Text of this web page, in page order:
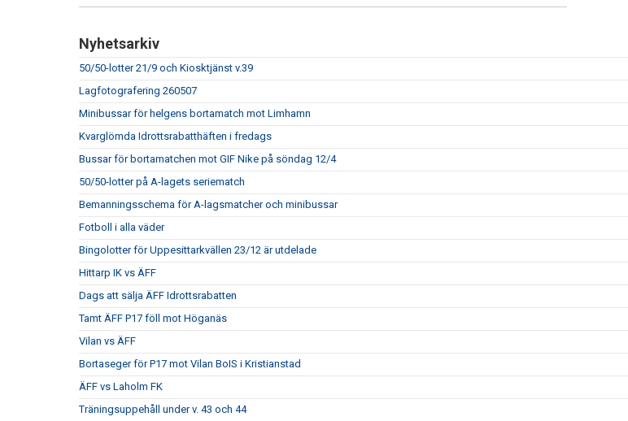
Nyhetsarkiv
50/50-lotter 21/9 och Kiosktjänst v.39
Lagfotografering 260507
Minibussar för helgens bortamatch mot Limhamn
Kvarglömda Idrottsrabatthäften i fredags
Bussar för bortamatchen mot GIF Nike på söndag 12/4
50/50-lotter på A-lagets seriematch
Bemanningsschema för A-lagsmatcher och minibussar
Fotboll i alla väder
Bingolotter för Uppesittarkvällen 23/12 är utdelade
Hittarp IK vs ÄFF
Dags att sälja ÄFF Idrottsrabatten
Tamt ÄFF P17 föll mot Höganäs
Vilan vs ÄFF
Bortaseger för P17 mot Vilan BoIS i Kristianstad
ÄFF vs Laholm FK
Träningsuppehåll under v. 43 och 44